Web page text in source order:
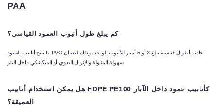
PAA
كم يبلغ طول أنبوب العمود القياسي؟
تنتج أنابيب العمود U-PVC عادة بأطوال قياسية تبلغ 3 أو 5 أمتار للأنبوب الواحد، وذلك لضمان
هل يمكن استخدام أنابيب HDPE PE100 كأنابيب عمود داخل
الآبار
العميقة؟